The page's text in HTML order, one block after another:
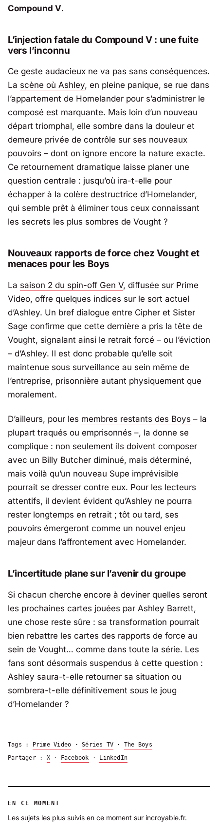
Compound V.
L’injection fatale du Compound V : une fuite
vers l’inconnu
Ce geste audacieux ne va pas sans conséquences.
La scène où Ashley, en pleine panique, se rue dans
l’appartement de Homelander pour s’administrer le
composé est marquante. Mais loin d’un nouveau
départ triomphal, elle sombre dans la douleur et
demeure privée de contrôle sur ses nouveaux
pouvoirs – dont on ignore encore la nature exacte.
Ce retournement dramatique laisse planer une
question centrale : jusqu’où ira-t-elle pour
échapper à la colère destructrice d’Homelander,
qui semble prêt à éliminer tous ceux connaissant
les secrets les plus sombres de Vought ?
Nouveaux rapports de force chez Vought et
menaces pour les Boys
La saison 2 du spin-off Gen V, diffusée sur Prime
Video, offre quelques indices sur le sort actuel
d’Ashley. Un bref dialogue entre Cipher et Sister
Sage confirme que cette dernière a pris la tête de
Vought, signalant ainsi le retrait forcé – ou l’éviction
– d’Ashley. Il est donc probable qu’elle soit
maintenue sous surveillance au sein même de
l’entreprise, prisonnière autant physiquement que
moralement.
D’ailleurs, pour les membres restants des Boys – la
plupart traqués ou emprisonnés –, la donne se
complique : non seulement ils doivent composer
avec un Billy Butcher diminué, mais déterminé,
mais voilà qu’un nouveau Supe imprévisible
pourrait se dresser contre eux. Pour les lecteurs
attentifs, il devient évident qu’Ashley ne pourra
rester longtemps en retrait ; tôt ou tard, ses
pouvoirs émergeront comme un nouvel enjeu
majeur dans l’affrontement avec Homelander.
L’incertitude plane sur l’avenir du groupe
Si chacun cherche encore à deviner quelles seront
les prochaines cartes jouées par Ashley Barrett,
une chose reste sûre : sa transformation pourrait
bien rebattre les cartes des rapports de force au
sein de Vought… comme dans toute la série. Les
fans sont désormais suspendus à cette question :
Ashley saura-t-elle retourner sa situation ou
sombrera-t-elle définitivement sous le joug
d’Homelander ?
Tags : Prime Video ·Séries TV · The Boys
Partager : X· Facebook · LinkedIn
EN CE MOMENT
Les sujets les plus suivis en ce moment sur incroyable.fr.